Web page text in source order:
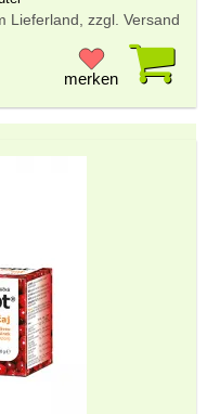
Lieferland, zzgl. Versand
merken